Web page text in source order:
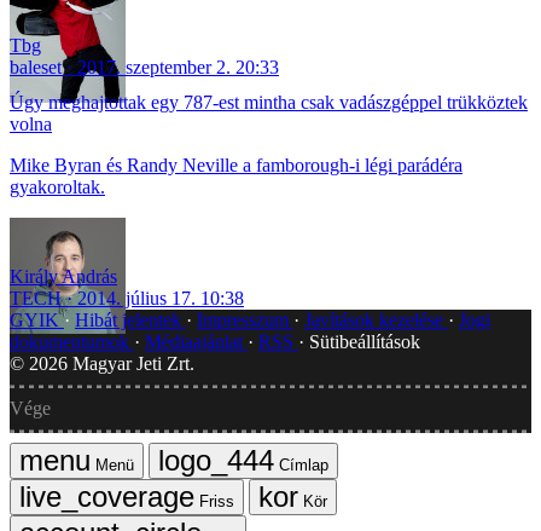
Tbg
baleset
2017. szeptember 2. 20:33
Úgy meghajtottak egy 787-est mintha csak vadászgéppel trükköztek
volna
Mike Byran és Randy Neville a famborough-i légi parádéra
gyakoroltak.
Király András
TECH
2014. július 17. 10:38
GYIK Hibát jelentek Impresszum Javítások kezelése
Jogi
dokumentumok
Médiaajánlat RSS
Sütibeállítások
© 2026 Magyar Jeti Zrt.
Vége
Menü
Címlap
Friss
Kör